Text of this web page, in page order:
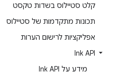
קלט סטיילוס בשדות טקסט
תכונות מתקדמות של סטיילוס
אפליקציות לרישום הערות
Ink API
מידע על Ink API